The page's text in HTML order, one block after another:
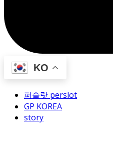
KO
퍼슬랏 perslot
GP KOREA
story